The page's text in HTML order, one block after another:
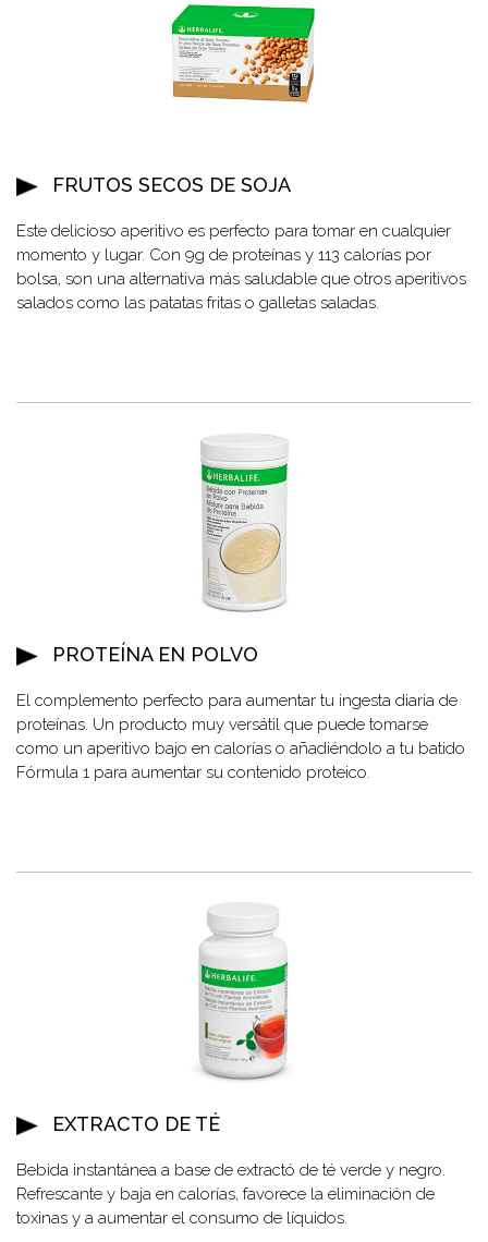
FRUTOS SECOS DE SOJA
Este delicioso aperitivo es perfecto para tomar en cualquier
momento y lugar. Con 9g de proteínas y 113 calorías por
bolsa, son una alternativa más saludable que otros aperitivos
salados como las patatas fritas o galletas saladas.
PROTEÍNA EN POLVO
El complemento perfecto para aumentar tu ingesta diaria de
proteínas. Un producto muy versátil que puede tomarse
como un aperitivo bajo en calorías o añadiéndolo a tu batido
Fórmula 1 para aumentar su contenido proteico.
EXTRACTO DE TÉ
Bebida instantánea a base de extractó de té verde y negro.
Refrescante y baja en calorías, favorece la eliminación de
toxinas y a aumentar el consumo de líquidos.